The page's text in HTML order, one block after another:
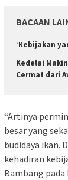
BACAAN
‘Kebijakan
Kedelai
Cermat dari
“Artinya
besar yang
budidaya ikan.
kehadiran
Bambang